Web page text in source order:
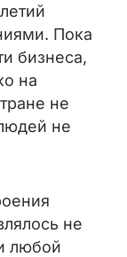
Пока
бизнеса,
на
не
не
не
любой